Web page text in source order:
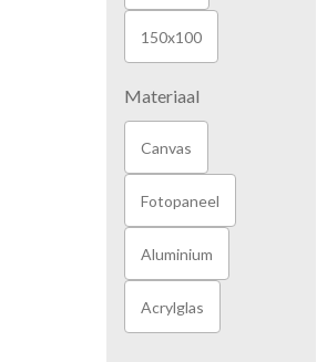
150x100
Materiaal
Canvas
Fotopaneel
Aluminium
Acrylglas